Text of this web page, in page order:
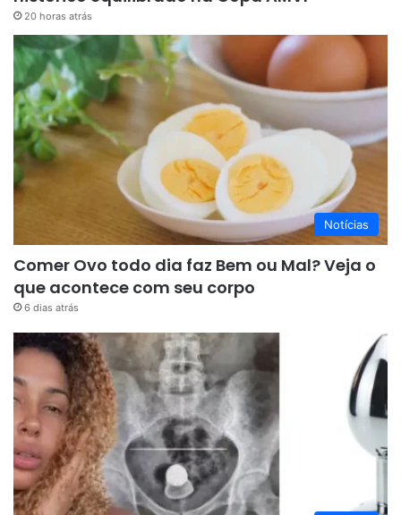
20 horas atrás
Notícias
Comer Ovo todo dia faz Bem ou Mal? Veja o
que acontece com seu corpo
6 dias atrás